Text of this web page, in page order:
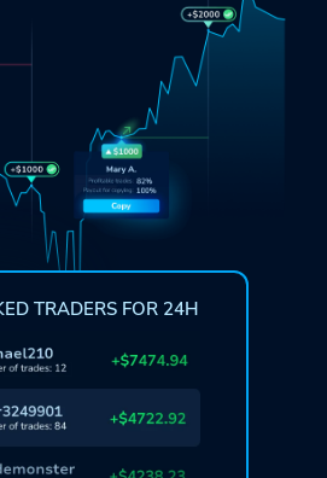
TRADERS FOR 24H